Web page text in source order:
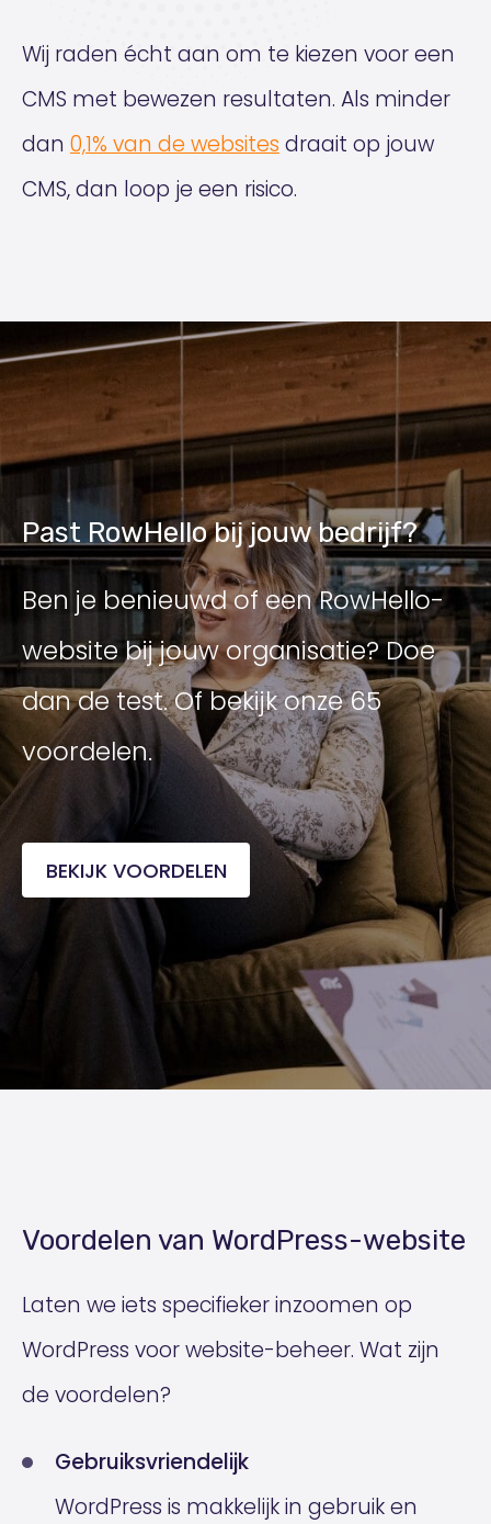
Wij raden écht aan om te kiezen voor een
CMS met bewezen resultaten. Als minder
dan 0,1% van de websites draait op jouw
CMS, dan loop je een risico.
Past RowHello bij jouw bedrijf?
Ben je benieuwd of een RowHello-
website bij jouw organisatie? Doe
dan de test. Of bekijk onze 65
voordelen.
BEKIJK VOORDELEN
Voordelen van WordPress-website
Laten we iets specifieker inzoomen op
WordPress voor website-beheer. Wat zijn
de voordelen?
Gebruiksvriendelijk
WordPress is makkelijk in gebruik en